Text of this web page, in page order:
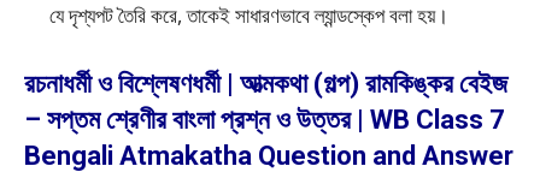
যে দৃশ্যপট তৈরি করে, তাকেই সাধারণভাবে ল্যান্ডস্কেপ বলা হয়।
রচনাধর্মী ও বিশ্লেষণধর্মী | আত্মকথা (গল্প) রামকিঙ্কর বেইজ
– সপ্তম শ্রেণীর বাংলা প্রশ্ন ও উত্তর | WB Class 7
Bengali Atmakatha Question and Answer